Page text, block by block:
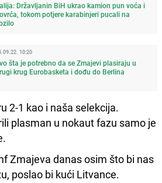
Državljanin BiH ukrao kamion pun voća i
tokom potjere karabinjeri pucali na
10:20
šta je potrebno da se Zmajevi plasiraju u
krug Eurobasketa i dođu do Berlina
2-1 kao i naša selekcija.
plasman u nokaut fazu samo je
Zmajeva danas osim što bi nas
poslao bi kući Litvance.